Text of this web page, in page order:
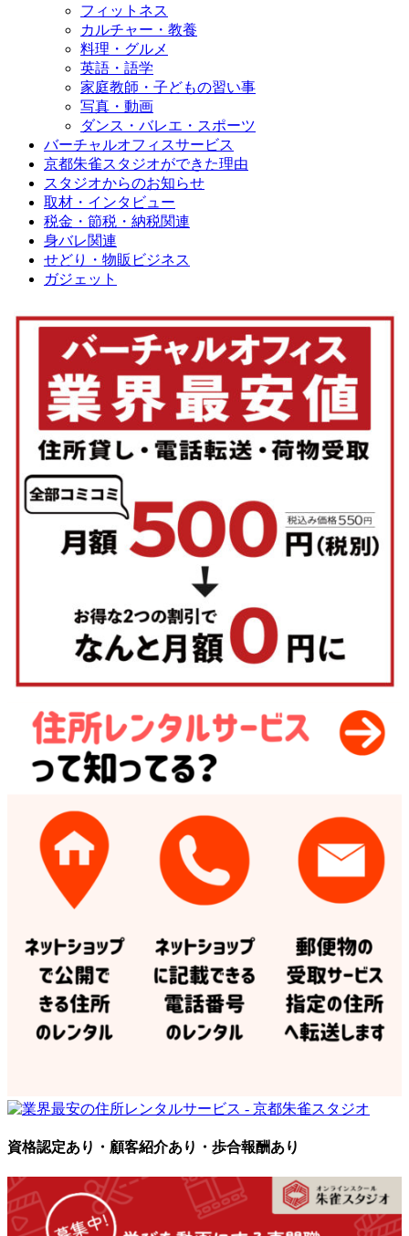
フィットネス
カルチャー・教養
料理・グルメ
英語・語学
家庭教師・子どもの習い事
写真・動画
ダンス・バレエ・スポーツ
バーチャルオフィスサービス
京都朱雀スタジオができた理由
スタジオからのお知らせ
取材・インタビュー
税金・節税・納税関連
身バレ関連
せどり・物販ビジネス
ガジェット
資格認定あり・顧客紹介あり・歩合報酬あり